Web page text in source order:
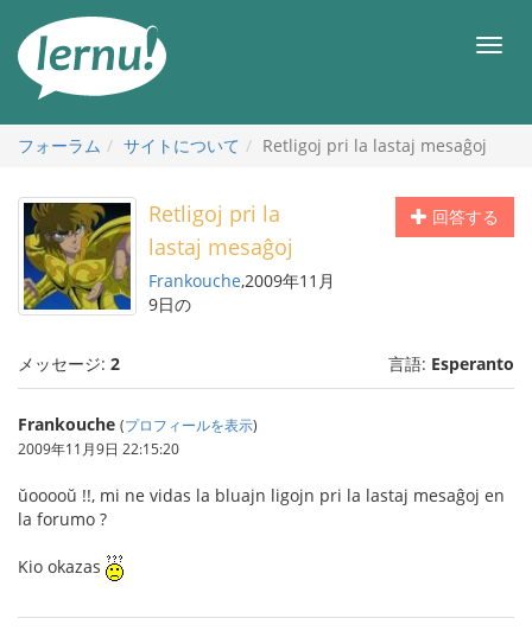
メ
フォーラム
サイトについて Retligoj pri la lastaj mesaĝoj
回答する
Retligoj pri la
lastaj mesaĝoj
Frankouche,2009年11月
9日の
メッセージ: 2 言語: Esperanto
Frankouche (プロフィールを表示)
2009年11月9日 22:15:20
ŭooooŭ !!, mi ne vidas la bluajn ligojn pri la lastaj mesaĝoj en
la forumo ?
Kio okazas